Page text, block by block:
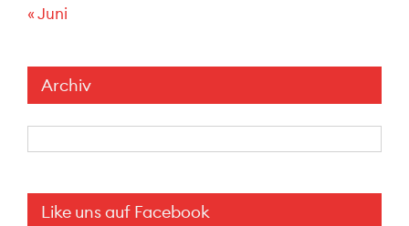
« Juni
Archiv
Like uns auf Facebook